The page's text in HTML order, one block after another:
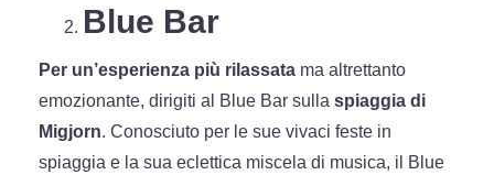
Blue Bar
Per un’esperienza più rilassata ma altrettanto
emozionante, dirigiti al Blue Bar sulla spiaggia di
Migjorn. Conosciuto per le sue vivaci feste in
spiaggia e la sua eclettica miscela di musica, il Blue